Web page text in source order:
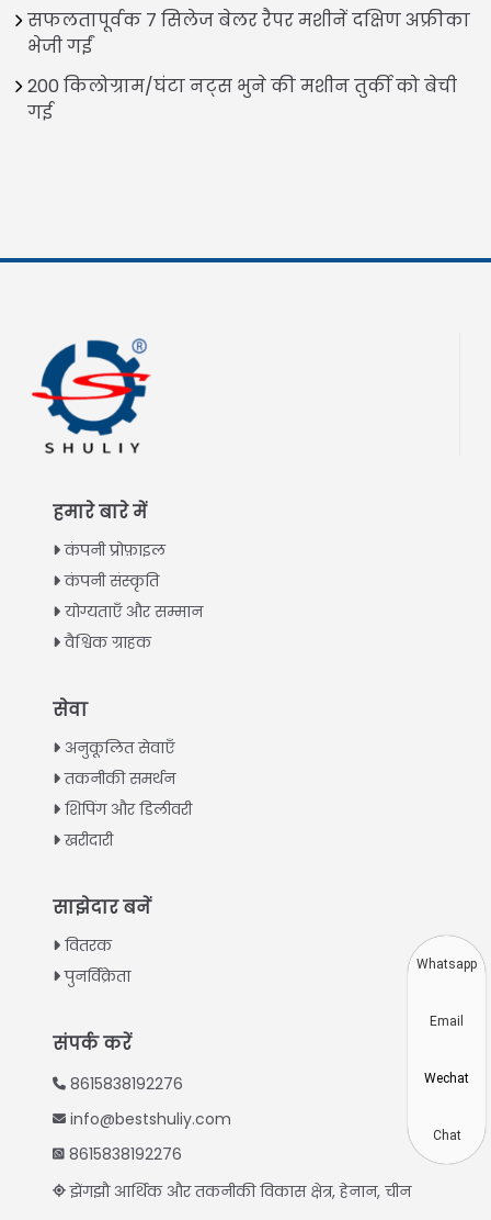
सफलतापूर्वक 7 सिलेज बेलर रैपर मशीनें दक्षिण अफ्रीका
भेजी गईं
200 किलोग्राम/घंटा नट्स भुने की मशीन तुर्की को बेची
गई
हमारे बारे में
कंपनी प्रोफ़ाइल
कंपनी संस्कृति
योग्यताएँ और सम्मान
वैश्विक ग्राहक
सेवा
अनुकूलित सेवाएँ
तकनीकी समर्थन
शिपिंग और डिलीवरी
खरीदारी
साझेदार बनें
वितरक
पुनर्विक्रेता
संपर्क करें
8615838192276
info@bestshuliy.com
8615838192276
झेंगझौ आर्थिक और तकनीकी विकास क्षेत्र, हेनान, चीन
Korean
Vietnamese
Thai
Turkish
Swahili
Urdu
Greek
Italian
Whatsapp
Email
Wechat
Chat